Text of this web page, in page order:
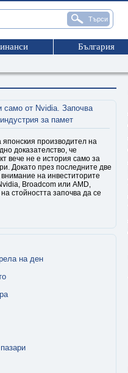
България
само от Nvidia. Започва
за памет
японския производител на
доказателство, че
вече не е история само за
Докато през последните две
на инвеститорите
Broadcom или AMD,
стойността започва да се
на ден